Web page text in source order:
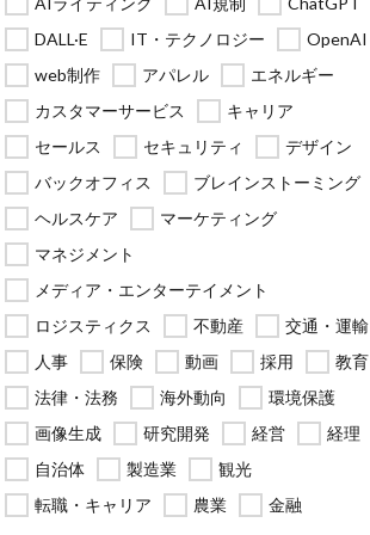
DALL·E
IT・テクノロジー
OpenAI
web制作
アパレル
エネルギー
カスタマーサービス
キャリア
セールス
セキュリティ
デザイン
バックオフィス
ブレインストーミング
ヘルスケア
マーケティング
マネジメント
メディア・エンターテイメント
ロジスティクス
不動産
交通・運輸
人事
保険 動画 採用
教育
法律・法務
海外動向
環境保護
画像生成
研究開発 経営
経理
自治体
製造業
観光
転職・キャリア
農業 金融